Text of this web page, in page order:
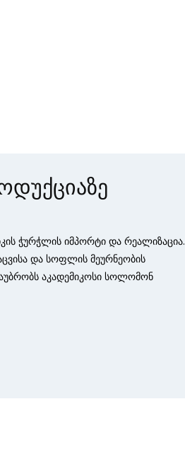
ჭურჭლის იმპორტი და რეალიზაცია.
და სოფლის მეურნეობის
აკადემიკოსი სოლომონ